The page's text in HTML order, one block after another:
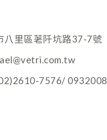
八里區荖阡坑路37-7號
7576/